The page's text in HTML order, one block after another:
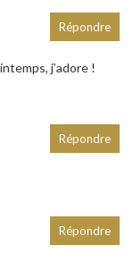
j’adore !
Répondre
Répondre
Répondre